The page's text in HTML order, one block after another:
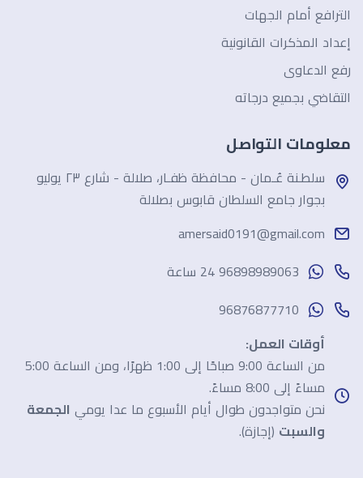
الترافع أمام الجهات
إعداد المذكرات القانونية
رفع الدعاوى
التقاضي بجميع درجاته
معلومات التواصل
سلطـنة عُـمان - محافظة ظفـار، صلالة - شارع ٢٣ يوليو
بجوار جامع السلطان قابوس بصلالة
amersaid0191@gmail.com
96898989063 24 ساعة
96876877710
أوقات العمل:
من الساعة 9:00 صباحًا إلى 1:00 ظهرًا، ومن الساعة 5:00
مساءً إلى 8:00 مساءً.
نحن متواجدون طوال أيام الأسبوع ما عدا يومي الجمعة
والسبت (إجازة).